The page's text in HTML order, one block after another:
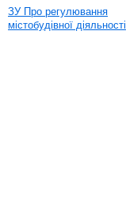
ЗУ Про регулювання
містобудівної діяльності